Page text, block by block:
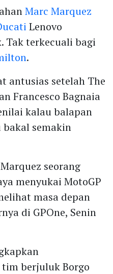
Marc Marquez
Lenovo
Tak terkecuali bagi
.
antusias setelah The
Francesco Bagnaia
kalau balapan
semakin
seorang
menyukai MotoGP
masa depan
di GPOne, Senin
berjuluk Borgo